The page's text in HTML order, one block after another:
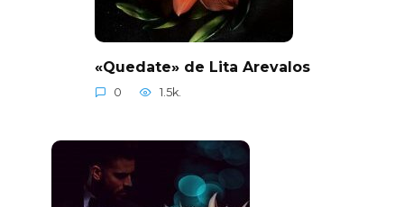
«Quedate» de Lita Arevalos
0 1.5k.